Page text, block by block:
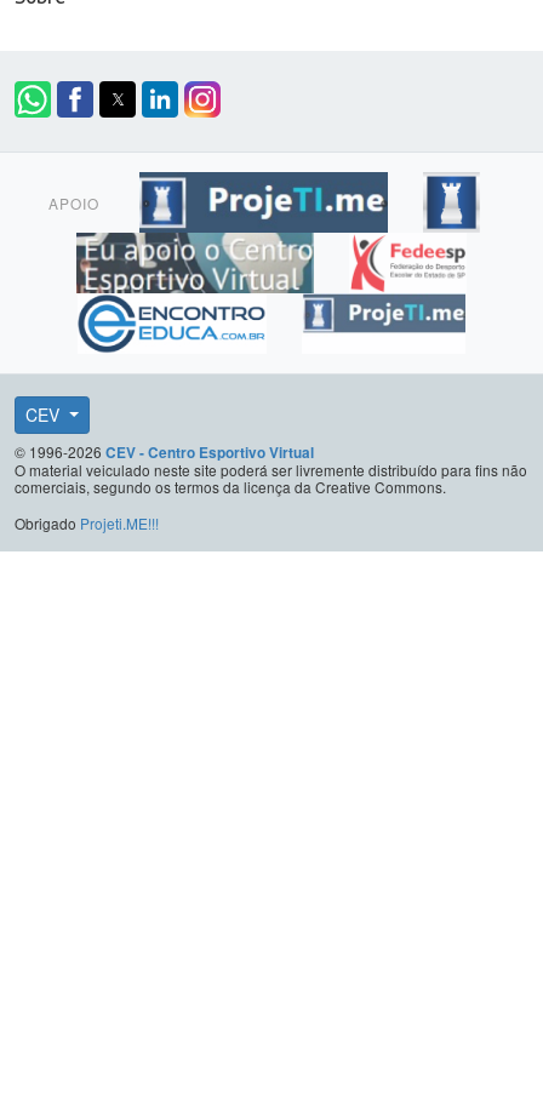
APOIO
CEV
© 1996-2026 CEV - Centro Esportivo Virtual
O material veiculado neste site poderá ser livremente distribuído para fins não
comerciais, segundo os termos da licença da Creative Commons.
Obrigado Projeti.ME!!!